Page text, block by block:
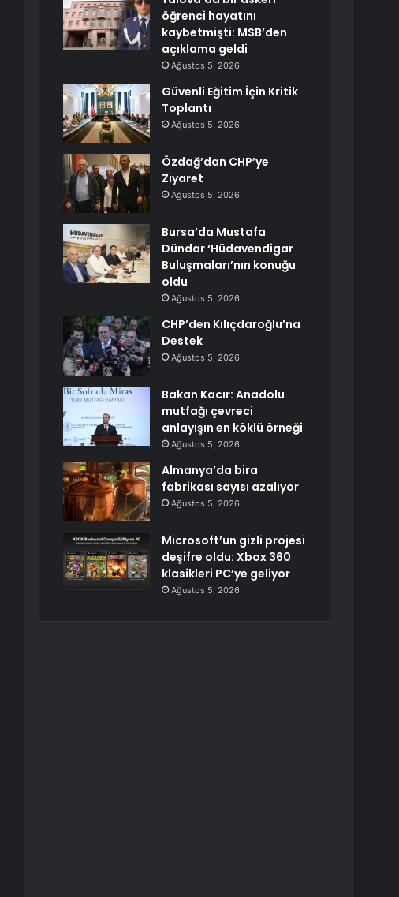
öğrenci hayatını
kaybetmişti: MSB’den
açıklama geldi
Ağustos 5, 2026
Güvenli Eğitim İçin Kritik
Toplantı
Ağustos 5, 2026
Özdağ’dan CHP’ye
Ziyaret
Ağustos 5, 2026
Bursa’da Mustafa
Dündar ‘Hüdavendigar
Buluşmaları’nın konuğu
oldu
Ağustos 5, 2026
CHP’den Kılıçdaroğlu’na
Destek
Ağustos 5, 2026
Bakan Kacır: Anadolu
mutfağı çevreci
anlayışın en köklü örneği
Ağustos 5, 2026
Almanya’da bira
fabrikası sayısı azalıyor
Ağustos 5, 2026
Microsoft’un gizli projesi
deşifre oldu: Xbox 360
klasikleri PC’ye geliyor
Ağustos 5, 2026